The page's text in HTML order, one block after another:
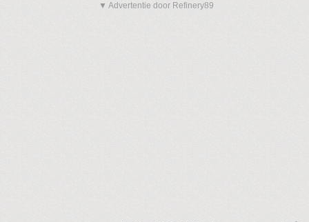
▼ Advertentie door Refinery89